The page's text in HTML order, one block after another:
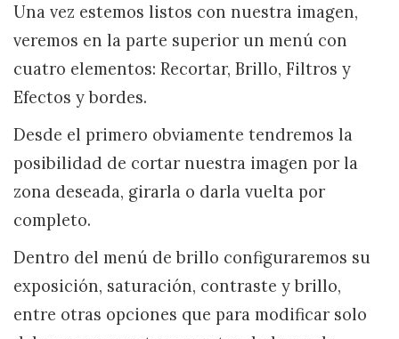
Una vez estemos listos con nuestra imagen,
veremos en la parte superior un menú con
cuatro elementos: Recortar, Brillo, Filtros y
Efectos y bordes.
Desde el primero obviamente tendremos la
posibilidad de cortar nuestra imagen por la
zona deseada, girarla o darla vuelta por
completo.
Dentro del menú de brillo configuraremos su
exposición, saturación, contraste y brillo,
entre otras opciones que para modificar solo